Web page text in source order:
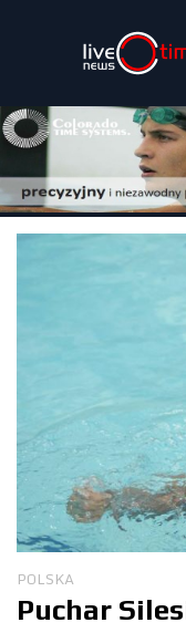
Polska
Plebiscyt
Psychologia
Obozy
POLSKA
Puchar